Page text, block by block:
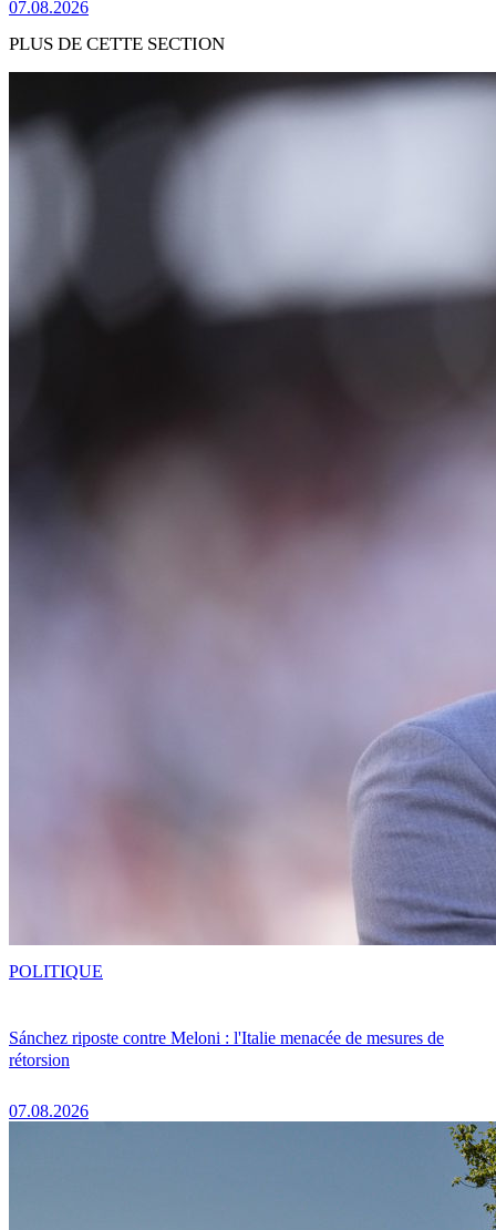
07.08.2026
PLUS DE CETTE SECTION
Sánchez riposte contre Meloni : l'Italie menacée de mesures de
rétorsion
07.08.2026
POLITIQUE